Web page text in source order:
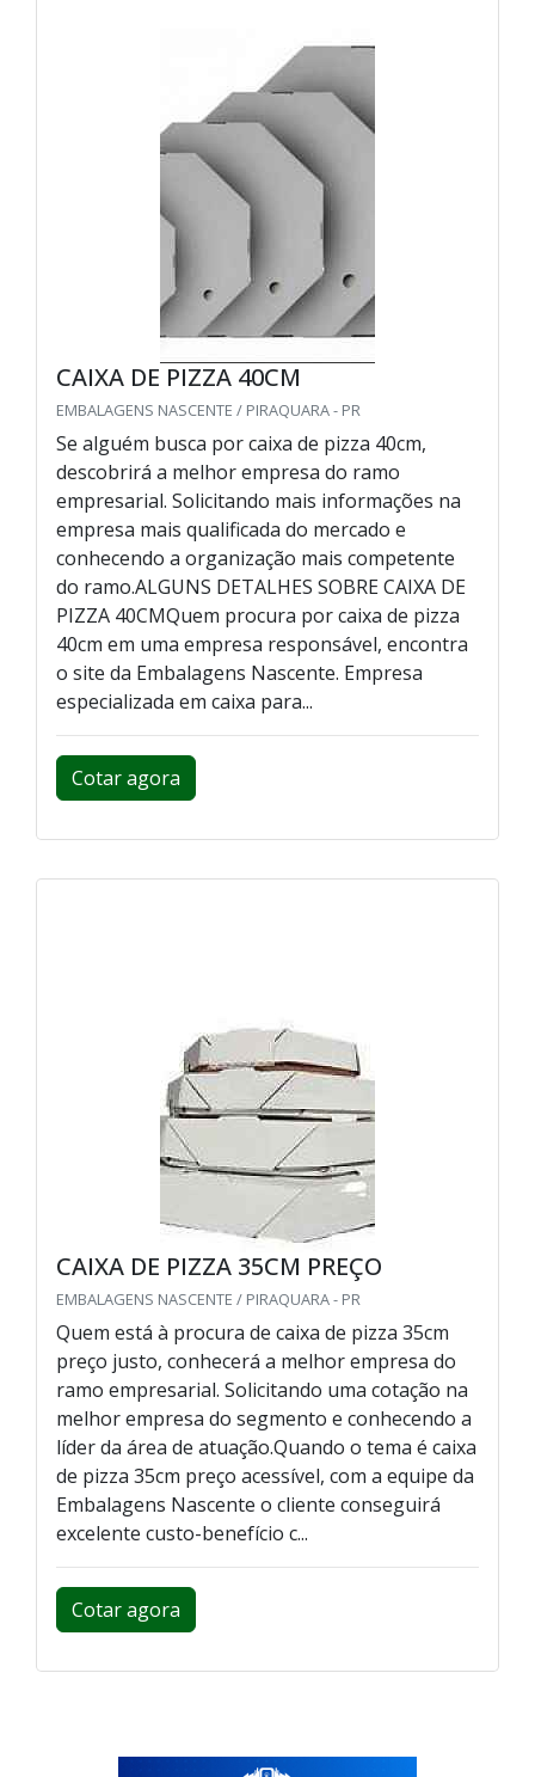
CAIXA DE PIZZA 40CM
EMBALAGENS NASCENTE / PIRAQUARA - PR
Se alguém busca por caixa de pizza 40cm,
descobrirá a melhor empresa do ramo
empresarial. Solicitando mais informações na
empresa mais qualificada do mercado e
conhecendo a organização mais competente
do ramo.ALGUNS DETALHES SOBRE CAIXA DE
PIZZA 40CMQuem procura por caixa de pizza
40cm em uma empresa responsável, encontra
o site da Embalagens Nascente. Empresa
especializada em caixa para...
Cotar agora
CAIXA DE PIZZA 35CM PREÇO
EMBALAGENS NASCENTE / PIRAQUARA - PR
Quem está à procura de caixa de pizza 35cm
preço justo, conhecerá a melhor empresa do
ramo empresarial. Solicitando uma cotação na
melhor empresa do segmento e conhecendo a
líder da área de atuação.Quando o tema é caixa
de pizza 35cm preço acessível, com a equipe da
Embalagens Nascente o cliente conseguirá
excelente custo-benefício c...
Cotar agora